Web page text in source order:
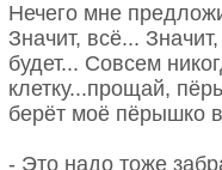
Нечего мне
Значит, всё...
будет... Совсем
клетку...прощай,
берёт моё пёрышко
- Это надо тоже